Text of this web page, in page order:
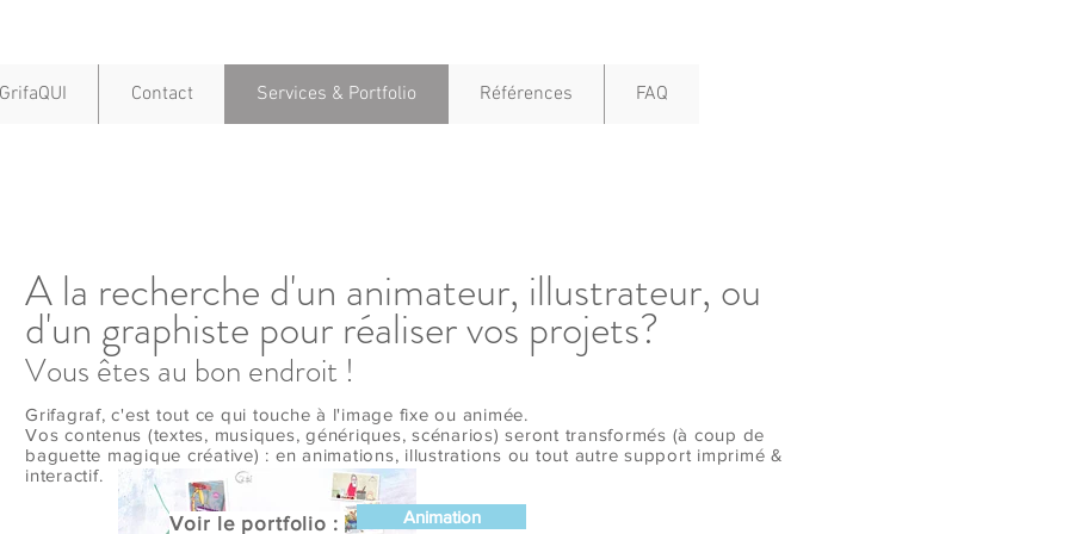
Contact Services & Portfolio Références FAQ
A la recherche d'un animateur, illustrateur, ou
d'un graphiste pour réaliser vos projets?
Vous êtes au bon endroit !
Grifagraf, c'est tout ce qui touche à l'image fixe ou animée.
Vos contenus (textes, musiques, génériques, scénarios) seront transformés (à coup de
baguette magique créative) : en animations, illustrations ou tout autre support imprimé &
interactif.
Voir le portfolio : Animation